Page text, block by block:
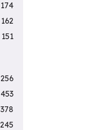
174
162
151
256
453
378
245